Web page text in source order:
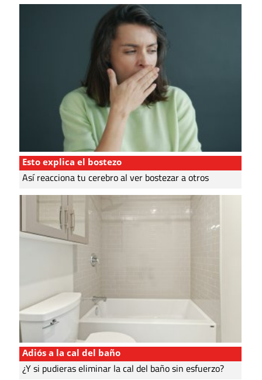
Esto explica el bostezo
Así reacciona tu cerebro al ver bostezar a otros
Adiós a la cal del baño
¿Y si pudieras eliminar la cal del baño sin esfuerzo?